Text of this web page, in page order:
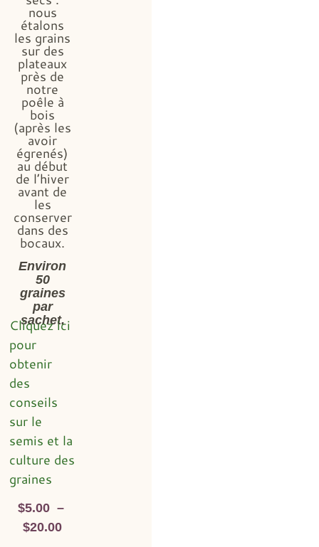
nous
étalons
les grains
sur des
plateaux
près de
notre
poêle à
bois
(après les
avoir
égrenés)
au début
de l’hiver
avant de
les
conserver
dans des
bocaux.
Environ
50
graines
par
sachet.
Cliquez ici
pour
obtenir
des
conseils
sur le
semis et la
culture des
graines
$5.00 –
$20.00